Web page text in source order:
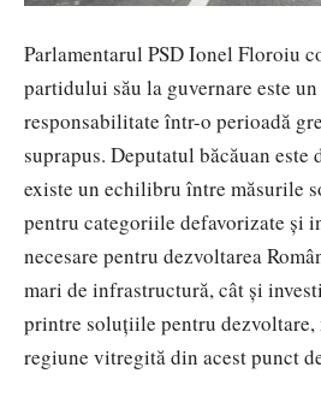
Parlamentarul PSD Ionel Floroiu
partidului său la guvernare este un
responsabilitate într-o perioadă
suprapus. Deputatul băcăuan este
existe un echilibru între măsurile
pentru categoriile defavorizate și
necesare pentru dezvoltarea
mari de infrastructură, cât și
printre soluțiile pentru
regiune vitregită din acest punct